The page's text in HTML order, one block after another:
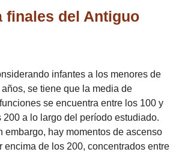
finales del Antiguo
infantes a los menores de
años, se tiene que la media de
se encuentra entre los 100 y
200 a lo largo del período estudiado.
embargo, hay momentos de ascenso
encima de los 200, concentrados entre